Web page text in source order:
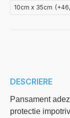
10cm x 35cm
DESCRIERE
Pansament
protectie